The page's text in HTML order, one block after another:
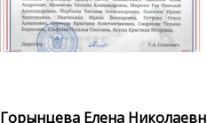
Горынцева Елена